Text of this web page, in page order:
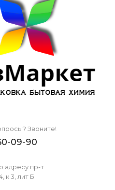
Звоните!
09-90
адресу пр-т
к 3, лит Б